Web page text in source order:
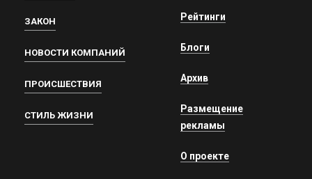
ЗАКОН
НОВОСТИ КОМПАНИЙ
ПРОИСШЕСТВИЯ
СТИЛЬ ЖИЗНИ
Рейтинги
Блоги
Архив
Размещение
рекламы
О проекте